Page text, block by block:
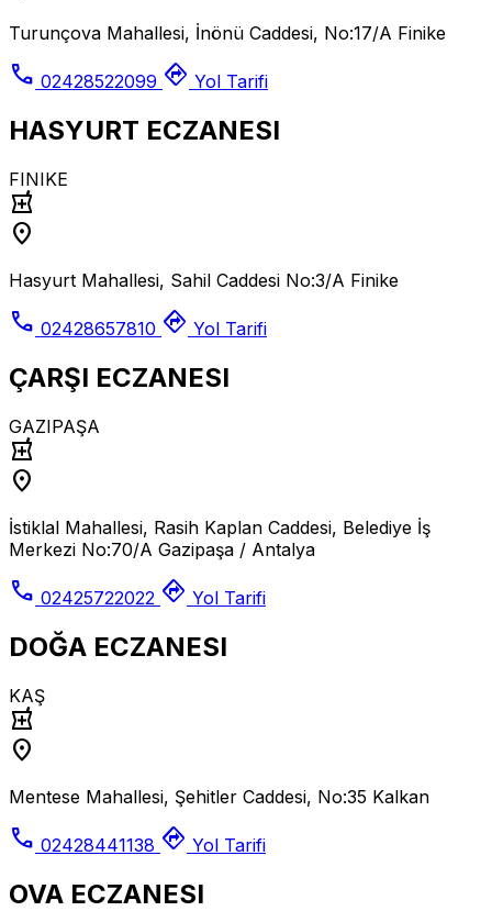
Turunçova Mahallesi, İnönü Caddesi, No:17/A Finike
call 02428522099 directions Yol Tarifi
HASYURT ECZANESI
FINIKE
local_pharmacy
location_on
Hasyurt Mahallesi, Sahil Caddesi No:3/A Finike
call 02428657810 directions Yol Tarifi
ÇARŞI ECZANESI
GAZIPAŞA
local_pharmacy
location_on
İstiklal Mahallesi, Rasih Kaplan Caddesi, Belediye İş
Merkezi No:70/A Gazipaşa / Antalya
call 02425722022 directions Yol Tarifi
DOĞA ECZANESI
KAŞ
local_pharmacy
location_on
Mentese Mahallesi, Şehitler Caddesi, No:35 Kalkan
call 02428441138 directions Yol Tarifi
OVA ECZANESI